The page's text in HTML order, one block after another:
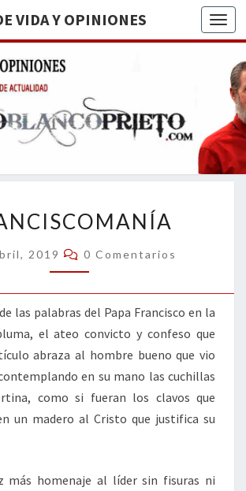
VIDA Y OPINIONES
DE
BREVE
RECORRIDO
VITAL Y
ACTUALIDAD
2019 Comentarios
0 Comentarios
las palabras del Papa Francisco en la
el ateo convicto y confeso que
abraza al hombre bueno que vio
en su mano las cuchillas
como si fueran los clavos que
un madero al Cristo que justifica su
más homenaje al líder sin fisuras ni